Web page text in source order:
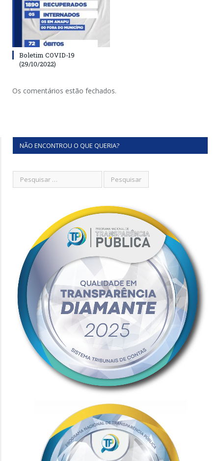
Boletim COVID-19
(29/10/2022)
Os comentários estão fechados.
NÃO ENCONTROU O QUE QUERIA?